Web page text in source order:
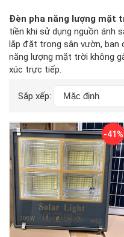
Đèn pha năng lượng mặt
tiền khi sử dụng nguồn ánh
lắp đặt trong sân vườn, ban
năng lượng mặt trời không
xúc trực tiếp.
Sắp xếp:
-41%